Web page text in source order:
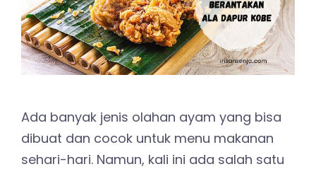
Ada banyak jenis olahan ayam yang bisa
dibuat dan cocok untuk menu makanan
sehari-hari. Namun, kali ini ada salah satu